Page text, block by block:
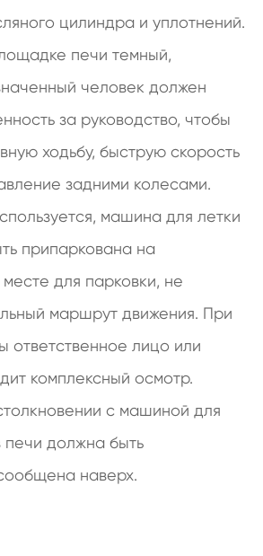
цилиндра и уплотнений.
печи темный,
человек должен
за руководство, чтобы
ходьбу, быструю скорость
задними колесами.
машина для летки
припаркована на
для парковки, не
маршрут движения. При
ответственное лицо или
комплексный осмотр.
с машиной для
печи должна быть
наверх.